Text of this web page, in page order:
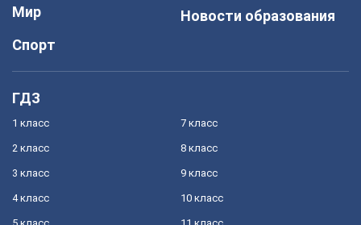
Мир
Спорт
Новости образования
ГДЗ
1 класс
2 класс
3 класс
4 класс
7 класс
8 класс
9 класс
10 класс